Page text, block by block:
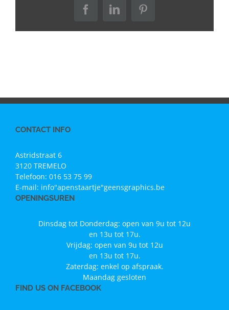
FacebookLinkedInPinterest
CONTACT INFO
Astridstraat 6
3120 TREMELO
Telefoon: 016 53 75 99
E-mail: info"apenstaartje"geensgraphics.be
OPENINGSUREN
Dinsdag tot Donderdag: open van 9u tot 12u
en 13u tot 17u.
Vrijdag: open van 9u tot 12u
en 13u tot 17u.
Zaterdag: enkel op afspraak.
Maandag gesloten
FIND US ON FACEBOOK